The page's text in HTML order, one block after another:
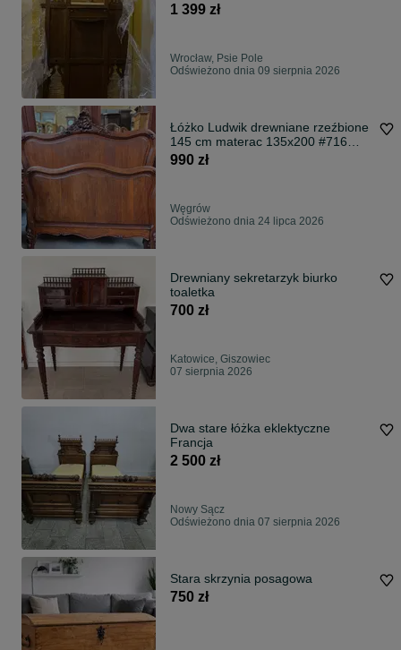
1 399 zł
Wrocław, Psie Pole
Odświeżono dnia 09 sierpnia 2026
Łóżko Ludwik drewniane rzeźbione
145 cm materac 135x200 #716
Stylowy Węgrów
990 zł
Węgrów
Odświeżono dnia 24 lipca 2026
Drewniany sekretarzyk biurko
toaletka
700 zł
Katowice, Giszowiec
07 sierpnia 2026
Dwa stare łóżka eklektyczne
Francja
2 500 zł
Nowy Sącz
Odświeżono dnia 07 sierpnia 2026
Stara skrzynia posagowa
750 zł